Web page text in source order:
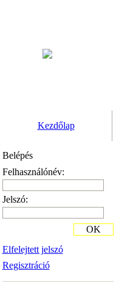
Kezdőlap
Belépés
Felhasználónév:
Jelszó:
Elfelejtett jelszó
Regisztráció
OK